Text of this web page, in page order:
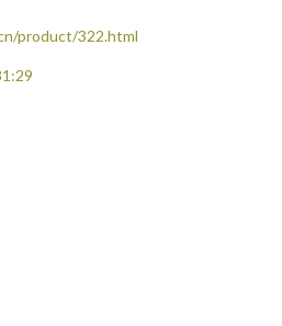
product/322.html